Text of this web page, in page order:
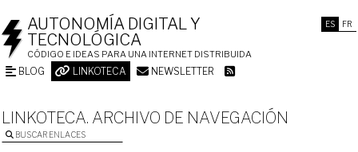
ES FR
AUTONOMÍA DIGITAL Y
TECNOLÓGICA
CÓDIGO E IDEAS PARA UNA INTERNET DISTRIBUIDA
BLOG LINKOTECA NEWSLETTER
LINKOTECA. ARCHIVO DE NAVEGACIÓN
BUSCAR ENLACES